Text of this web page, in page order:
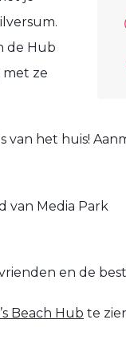
de Hub
met ze
van het huis!
van Media Park
en de
Beach Hub te